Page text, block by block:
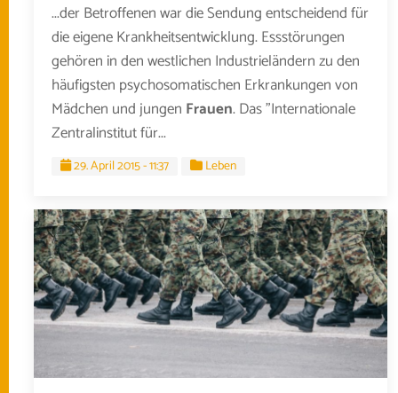
...der Betroffenen war die Sendung entscheidend für
die eigene Krankheitsentwicklung. Essstörungen
gehören in den westlichen Industrieländern zu den
häufigsten psychosomatischen Erkrankungen von
Mädchen und jungen Frauen. Das "Internationale
Zentralinstitut für...
29. April 2015 - 11:37 Leben